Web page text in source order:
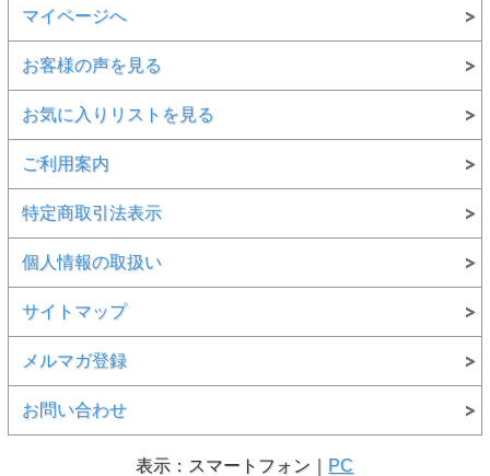
マイページへ
お客様の声を見る
お気に入りリストを見る
ご利用案内
特定商取引法表示
個人情報の取扱い
サイトマップ
メルマガ登録
お問い合わせ
表示：スマートフォン｜ PC